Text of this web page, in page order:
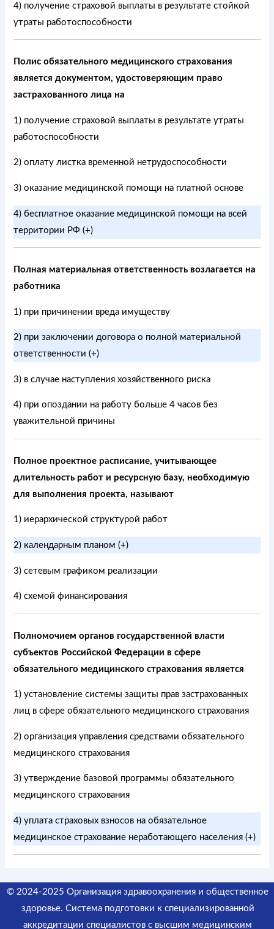
4) получение страховой выплаты в результате стойкой
утраты работоспособности
Полис обязательного медицинского страхования
является документом, удостоверяющим право
застрахованного лица на
1) получение страховой выплаты в результате утраты
работоспособности
2) оплату листка временной нетрудоспособности
3) оказание медицинской помощи на платной основе
4) бесплатное оказание медицинской помощи на всей
территории РФ (+)
Полная материальная ответственность возлагается на
работника
1) при причинении вреда имуществу
2) при заключении договора о полной материальной
ответственности (+)
3) в случае наступления хозяйственного риска
4) при опоздании на работу больше 4 часов без
уважительной причины
Полное проектное расписание, учитывающее
длительность работ и ресурсную базу, необходимую
для выполнения проекта, называют
1) иерархической структурой работ
2) календарным планом (+)
3) сетевым графиком реализации
4) схемой финансирования
Полномочием органов государственной власти
субъектов Российской Федерации в сфере
обязательного медицинского страхования является
1) установление системы защиты прав застрахованных
лиц в сфере обязательного медицинского страхования
2) организация управления средствами обязательного
медицинского страхования
3) утверждение базовой программы обязательного
медицинского страхования
4) уплата страховых взносов на обязательное
медицинское страхование неработающего населения (+)
© 2024-2025 Организация здравоохранения и общественное
здоровье. Система подготовки к специализированной
аккредитации специалистов с высшим медицинским